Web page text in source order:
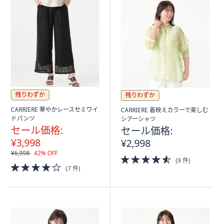
残りわずか
CARRIERE 華やかレースセミワイ
ドパンツ
セール価格:
¥3,998
¥6,998 42% OFF
4.0
of
(7 件)
残りわずか
CARRIERE 着映えカラーで楽しむ
シアーシャツ
セール価格:
¥2,998
4.5
of
(9 件)